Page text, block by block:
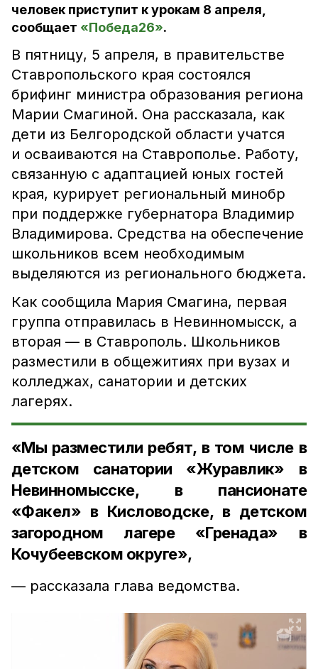
человек приступит к урокам 8 апреля,
сообщает «Победа26».
В пятницу, 5 апреля, в правительстве
Ставропольского края состоялся
брифинг министра образования региона
Марии Смагиной. Она рассказала, как
дети из Белгородской области учатся
и осваиваются на Ставрополье. Работу,
связанную с адаптацией юных гостей
края, курирует региональный минобр
при поддержке губернатора Владимир
Владимирова. Средства на обеспечение
школьников всем необходимым
выделяются из регионального бюджета.
Как сообщила Мария Смагина, первая
группа отправилась в Невинномысск, а
вторая — в Ставрополь. Школьников
разместили в общежитиях при вузах и
колледжах, санатории и детских
лагерях.
«Мы разместили ребят, в том числе в
детском санатории «Журавлик» в
Невинномысске, в пансионате
«Факел» в Кисловодске, в детском
загородном лагере «Гренада» в
Кочубеевском округе»,
— рассказала глава ведомства.